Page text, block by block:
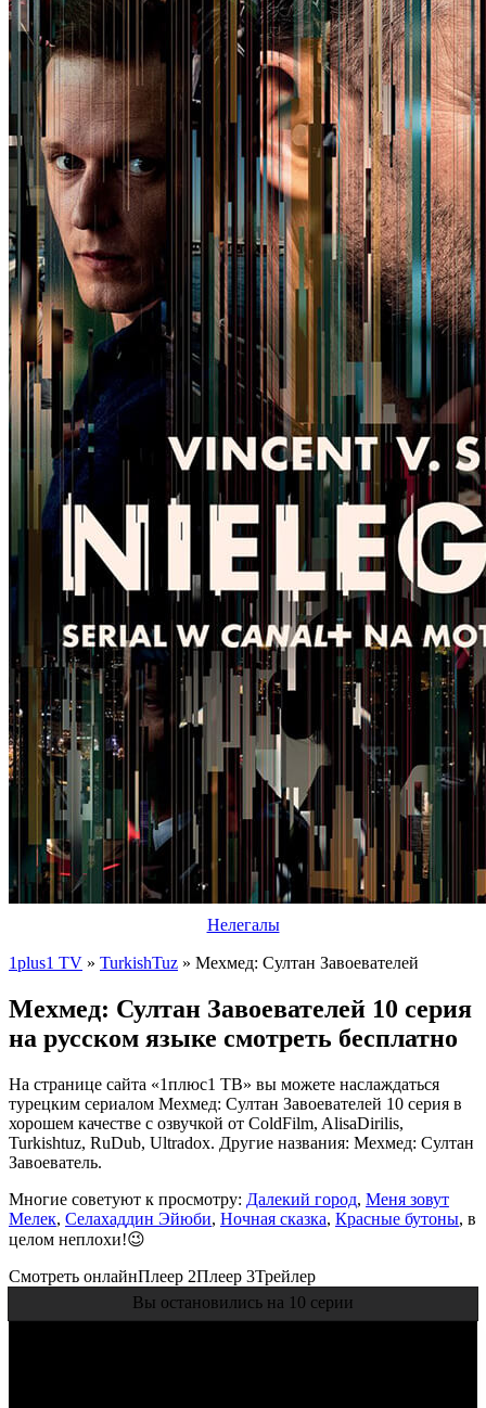
Нелегалы
1plus1 TV » TurkishTuz » Мехмед: Султан Завоевателей
Мехмед: Султан Завоевателей 10 серия
на русском языке смотреть бесплатно
На странице сайта «1плюс1 ТВ» вы можете наслаждаться
турецким сериалом Мехмед: Султан Завоевателей 10 серия в
хорошем качестве с озвучкой от ColdFilm, AlisaDirilis,
Turkishtuz, RuDub, Ultradox. Другие названия: Мехмед: Султан
Завоеватель.
Многие советуют к просмотру: Далекий город, Меня зовут
Мелек, Селахаддин Эйюби, Ночная сказка, Красные бутоны, в
целом неплохи!😉
Смотреть онлайнПлеер 2Плеер 3Трейлер
Вы остановились на 10 серии